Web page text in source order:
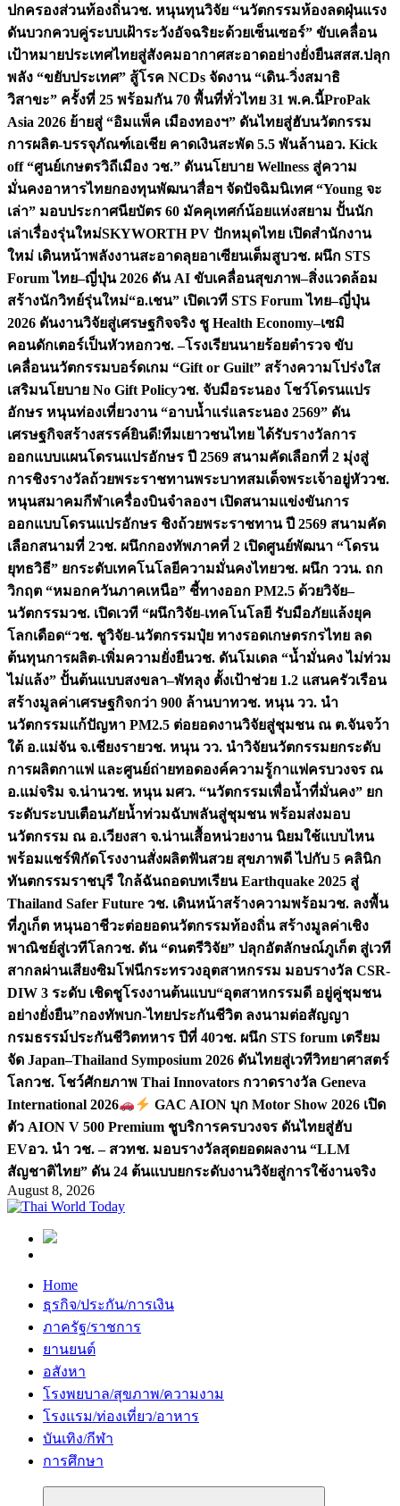
ปกครองส่วนท้องถิ่นวช. หนุนทุนวิจัย “นวัตกรรมห้องลดฝุ่นแรง
ดันบวกควบคู่ระบบเฝ้าระวังอัจฉริยะด้วยเซ็นเซอร์” ขับเคลื่อน
เป้าหมายประเทศไทยสู่สังคมอากาศสะอาดอย่างยั่งยืนสสส.ปลุก
พลัง “ขยับประเทศ” สู้โรค NCDs จัดงาน “เดิน-วิ่งสมาธิ
วิสาขะ” ครั้งที่ 25 พร้อมกัน 70 พื้นที่ทั่วไทย 31 พ.ค.นี้ProPak
Asia 2026 ย้ายสู่ “อิมแพ็ค เมืองทองฯ” ดันไทยสู่ฮับนวัตกรรม
การผลิต-บรรจุภัณฑ์เอเชีย คาดเงินสะพัด 5.5 พันล้านอว. Kick
off “ศูนย์เกษตรวิถีเมือง วช.” ดันนโยบาย Wellness สู่ความ
มั่นคงอาหารไทยกองทุนพัฒนาสื่อฯ จัดปัจฉิมนิเทศ “Young จะ
เล่า” มอบประกาศนียบัตร 60 มัคคุเทศก์น้อยแห่งสยาม ปั้นนัก
เล่าเรื่องรุ่นใหม่SKYWORTH PV ปักหมุดไทย เปิดสำนักงาน
ใหม่ เดินหน้าพลังงานสะอาดลุยอาเซียนเต็มสูบวช. ผนึก STS
Forum ไทย–ญี่ปุ่น 2026 ดัน AI ขับเคลื่อนสุขภาพ–สิ่งแวดล้อม
สร้างนักวิทย์รุ่นใหม่“อ.เชน” เปิดเวที STS Forum ไทย–ญี่ปุ่น
2026 ดันงานวิจัยสู่เศรษฐกิจจริง ชู Health Economy–เซมิ
คอนดักเตอร์เป็นหัวหอกวช. –โรงเรียนนายร้อยตำรวจ ขับ
เคลื่อนนวัตกรรมบอร์ดเกม “Gift or Guilt” สร้างความโปร่งใส
เสริมนโยบาย No Gift Policyวช. จับมือระนอง โชว์โดรนแปร
อักษร หนุนท่องเที่ยวงาน “อาบน้ำแร่แลระนอง 2569” ดัน
เศรษฐกิจสร้างสรรค์ยินดี!ทีมเยาวชนไทย ได้รับรางวัลการ
ออกแบบแผนโดรนแปรอักษร ปี 2569 สนามคัดเลือกที่ 2 มุ่งสู่
การชิงรางวัลถ้วยพระราชทานพระบาทสมเด็จพระเจ้าอยู่หัววช.
หนุนสมาคมกีฬาเครื่องบินจำลองฯ เปิดสนามแข่งขันการ
ออกแบบโดรนแปรอักษร ชิงถ้วยพระราชทาน ปี 2569 สนามคัด
เลือกสนามที่ 2วช. ผนึกกองทัพภาคที่ 2 เปิดศูนย์พัฒนา “โดรน
ยุทธวิธี” ยกระดับเทคโนโลยีความมั่นคงไทยวช. ผนึก ววน. ถก
วิกฤต “หมอกควันภาคเหนือ” ชี้ทางออก PM2.5 ด้วยวิจัย–
นวัตกรรมวช. เปิดเวที “ผนึกวิจัย-เทคโนโลยี รับมือภัยแล้งยุค
โลกเดือด“วช. ชูวิจัย-นวัตกรรมปุ๋ย ทางรอดเกษตรกรไทย ลด
ต้นทุนการผลิต-เพิ่มความยั่งยืนวช. ดันโมเดล “น้ำมั่นคง ไม่ท่วม
ไม่แล้ง” ปั้นต้นแบบสงขลา–พัทลุง ตั้งเป้าช่วย 1.2 แสนครัวเรือน
สร้างมูลค่าเศรษฐกิจกว่า 900 ล้านบาทวช. หนุน วว. นำ
นวัตกรรมแก้ปัญหา PM2.5 ต่อยอดงานวิจัยสู่ชุมชน ณ ต.จันจว้า
ใต้ อ.แม่จัน จ.เชียงรายวช. หนุน วว. นำวิจัยนวัตกรรมยกระดับ
การผลิตกาแฟ และศูนย์ถ่ายทอดองค์ความรู้กาแฟครบวงจร ณ
อ.แม่จริม จ.น่านวช. หนุน มศว. “นวัตกรรมเพื่อน้ำที่มั่นคง” ยก
ระดับระบบเตือนภัยน้ำท่วมฉับพลันสู่ชุมชน พร้อมส่งมอบ
นวัตกรรม ณ อ.เวียงสา จ.น่านเสื้อหน่วยงาน นิยมใช้แบบไหน
พร้อมแชร์พิกัดโรงงานสั่งผลิตฟันสวย สุขภาพดี ไปกับ 5 คลินิก
ทันตกรรมราชบุรี ใกล้ฉันถอดบทเรียน Earthquake 2025 สู่
Thailand Safer Future วช. เดินหน้าสร้างความพร้อมวช. ลงพื้น
ที่ภูเก็ต หนุนอาชีวะต่อยอดนวัตกรรมท้องถิ่น สร้างมูลค่าเชิง
พาณิชย์สู่เวทีโลกวช. ดัน “ดนตรีวิจัย” ปลุกอัตลักษณ์ภูเก็ต สู่เวที
สากลผ่านเสียงซิมโฟนีกระทรวงอุตสาหกรรม มอบรางวัล CSR-
DIW 3 ระดับ เชิดชูโรงงานต้นแบบ“อุตสาหกรรมดี อยู่คู่ชุมชน
อย่างยั่งยืน”กองทัพบก-ไทยประกันชีวิต ลงนามต่อสัญญา
กรมธรรม์ประกันชีวิตทหาร ปีที่ 40วช. ผนึก STS forum เตรียม
จัด Japan–Thailand Symposium 2026 ดันไทยสู่เวทีวิทยาศาสตร์
โลกวช. โชว์ศักยภาพ Thai Innovators กวาดรางวัล Geneva
International 2026
GAC AION บุก Motor Show 2026 เปิด
ตัว AION V 500 Premium ชูบริการครบวงจร ดันไทยสู่ฮับ
EVอว. นำ วช. – สวทช. มอบรางวัลสุดยอดผลงาน “LLM
สัญชาติไทย” ดัน 24 ต้นแบบยกระดับงานวิจัยสู่การใช้งานจริง
August 8, 2026
Home
ธุรกิจ/ประกัน/การเงิน
ภาครัฐ/ราชการ
ยานยนต์
อสังหา
โรงพยบาล/สุขภาพ/ความงาม
โรงแรม/ท่องเที่ยว/อาหาร
บันเทิง/กีฬา
การศึกษา